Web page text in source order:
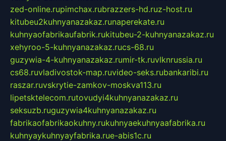
zed-online.rupimchax.rubrazzers-hd.ruz-host.ru
kitubeu2kuhnyanazakaz.runaperekate.ru
kuhnyaofabrikaufabrik.rukitubeu-2-kuhnyanazakaz.ru
xehyroo-5-kuhnyanazakaz.rucs-68.ru
guzywia-4-kuhnyanazakaz.rumir-tk.ruvlknrussia.ru
cs68.ruvladivostok-map.ruvideo-seks.rubankaribi.ru
raszar.ruvskrytie-zamkov-moskva113.ru
lipetsktelecom.rutovudyi4kuhnyanazakaz.ru
seksuzb.ruguzywia4kuhnyanazakaz.ru
fabrikaofabrikaokuhny.rukuhnyaekuhnyaafabrika.ru
kuhnyaykuhnyayfabrika.rue-abis1c.ru